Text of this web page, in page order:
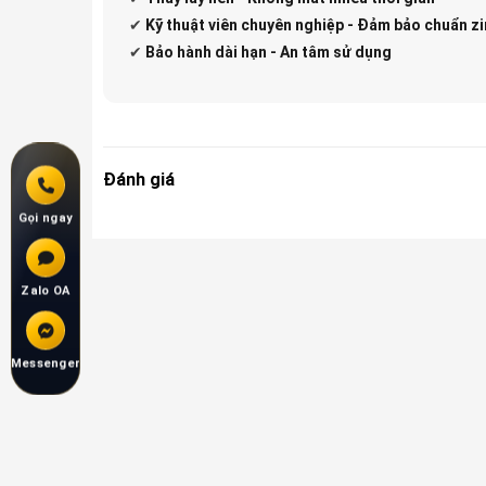
✔ Kỹ thuật viên chuyên nghiệp - Đảm bảo chuẩn
✔ Bảo hành dài hạn - An tâm sử dụng
Đánh giá
Gọi ngay
Zalo OA
Messenger